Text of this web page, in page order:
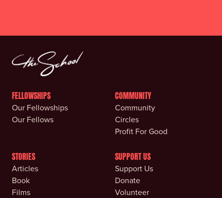
FELLOWSHIPS
Our Fellowships
Our Fellows
COMMUNITY
Community
Circles
Profit For Good
STORIES
Articles
Book
Films
SUPPORT US
Support Us
Donate
Volunteer